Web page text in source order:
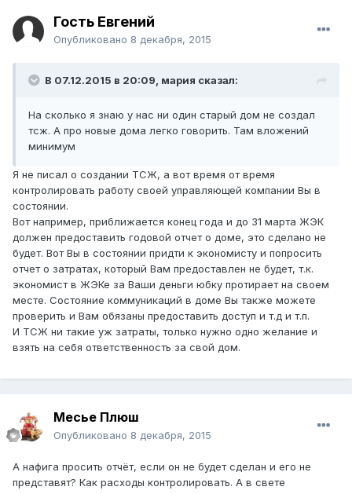
Гость Евгений
Опубликовано 8 декабря, 2015
В 07.12.2015 в 20:09, мария сказал:
На сколько я знаю у нас ни один старый дом не создал
тсж. А про новые дома легко говорить. Там вложений
минимум
Я не писал о создании ТСЖ, а вот время от время
контролировать работу своей управляющей компании Вы в
состоянии.
Вот например, приближается конец года и до 31 марта ЖЭК
должен предоставить годовой отчет о доме, это сделано не
будет. Вот Вы в состоянии придти к экономисту и попросить
отчет о затратах, который Вам предоставлен не будет, т.к.
экономист в ЖЭКе за Ваши деньги юбку протирает на своем
месте. Состояние коммуникаций в доме Вы также можете
проверить и Вам обязаны предоставить доступ и т.д и т.п.
И ТСЖ ни такие уж затраты, только нужно одно желание и
взять на себя ответственность за свой дом.
Месье Плюш
Опубликовано 8 декабря, 2015
А нафига просить отчёт, если он не будет сделан и его не
представят? Как расходы контролировать. А в свете